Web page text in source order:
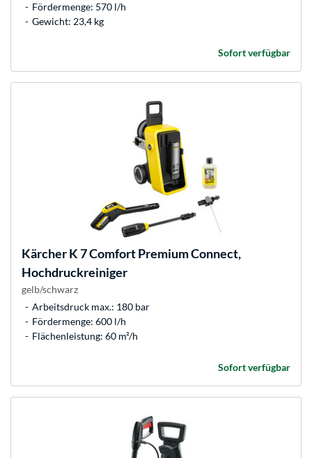
Fördermenge: 570 l/h
Gewicht: 23,4 kg
Sofort verfügbar
KärcherK 7 Comfort Premium Connect,
Hochdruckreiniger
gelb/schwarz
Arbeitsdruck max.: 180 bar
Fördermenge: 600 l/h
Flächenleistung: 60 m²/h
Sofort verfügbar